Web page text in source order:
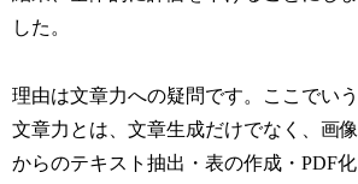
した。
理由は文章力への疑問です。ここでいう
文章力とは、文章生成だけでなく、画像
からのテキスト抽出・表の作成・PDF化